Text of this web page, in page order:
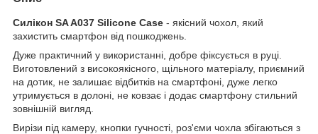
Силікон SA A037 Silicone Case - якісний чохол, який
захистить смартфон від пошкоджень.
Дуже практичний у використанні, добре фіксується в руці.
Виготовлений з високоякісного, щільного матеріалу, приємний
на дотик, не залишає відбитків на смартфоні, дуже легко
утримується в долоні, не ковзає і додає смартфону стильний
зовнішній вигляд.
Вирізи під камеру, кнопки гучності, роз'єми чохла збігаються з